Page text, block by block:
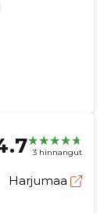
3 hinnangut
Harjumaa